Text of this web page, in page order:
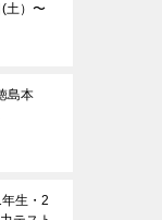
土）〜
島本
年生・2